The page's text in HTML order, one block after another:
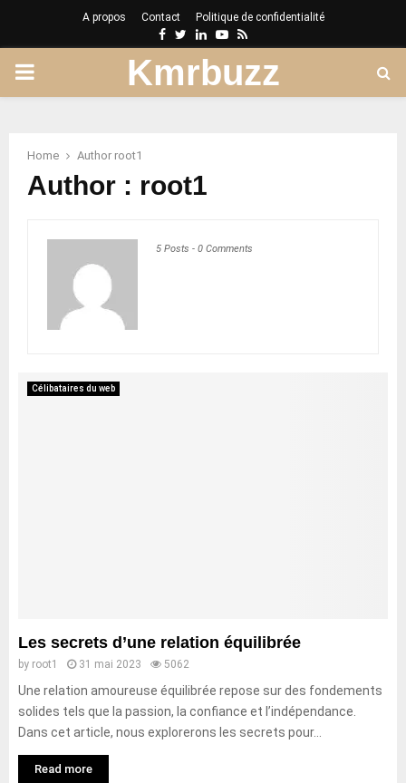
A propos Contact Politique de confidentialité
Facebook
Twitter
LinkedinYoutube
Rss
PRIMARY
Kmrbuzz
Home Author root1
Author : root1
5 Posts - 0 Comments
Célibataires du web
Les secrets d’une relation équilibrée
by root1 31 mai 2023 5062
Une relation amoureuse équilibrée repose sur des fondements
solides tels que la passion, la confiance et l’indépendance.
Dans cet article, nous explorerons les secrets pour...
Read more